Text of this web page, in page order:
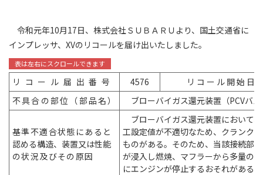
令和元年10月17日、株式会社ＳＵＢＡＲＵより、国土交通省に
インプレッサ、XVのリコールを届け出いたしました。
リコール届出番 号 4576
リ コ ー ル 開 始 日
不具合の部位（部品名） ブローバイガス還元装置（PCVバ
基準不適合状態にある と
認める構造、装置又は性能
の状況及びその原因
ブローバイガス還元装置において
工設定値が不適切なため、クランク
ものがある。そのため、当該接続部
が浸入し燃焼、マフラーから多量の
にエンジンが停止するおそれがある。